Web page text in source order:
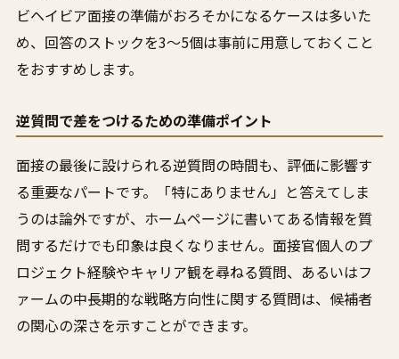
ビヘイビア面接の準備がおろそかになるケースは多いた
め、回答のストックを3〜5個は事前に用意しておくこと
をおすすめします。
逆質問で差をつけるための準備ポイント
面接の最後に設けられる逆質問の時間も、評価に影響す
る重要なパートです。「特にありません」と答えてしま
うのは論外ですが、ホームページに書いてある情報を質
問するだけでも印象は良くなりません。面接官個人のプ
ロジェクト経験やキャリア観を尋ねる質問、あるいはフ
ァームの中長期的な戦略方向性に関する質問は、候補者
の関心の深さを示すことができます。